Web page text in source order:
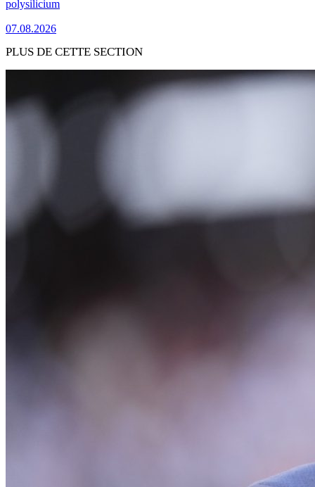
polysilicium
07.08.2026
PLUS DE CETTE SECTION